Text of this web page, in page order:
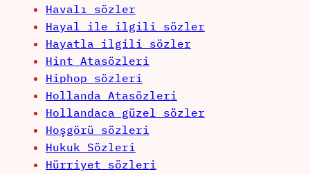
Havalı sözler
Hayal ile ilgili sözler
Hayatla ilgili sözler
Hint Atasözleri
Hiphop sözleri
Hollanda Atasözleri
Hollandaca güzel sözler
Hoşgörü sözleri
Hukuk Sözleri
Hürriyet sözleri